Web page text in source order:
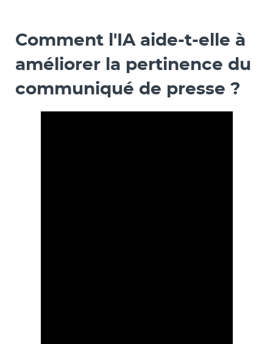
Comment l'IA aide-t-elle à
améliorer la pertinence du
communiqué de presse ?